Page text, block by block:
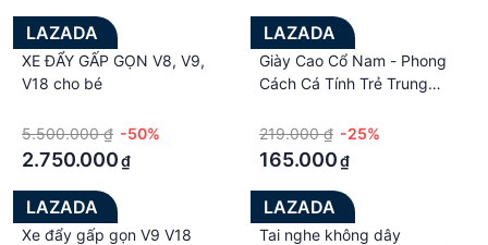
LAZADA
XE ĐẨY GẤP GỌN V8, V9,
V18 cho bé
5.500.000 ₫ -50%
2.750.000₫
LAZADA
Giày Cao Cổ Nam - Phong
Cách Cá Tính Trẻ Trung
- Mã H667
219.000 ₫ -25%
165.000₫
LAZADA
Xe đẩy gấp gọn V9 V18
LAZADA
Tai nghe không dây